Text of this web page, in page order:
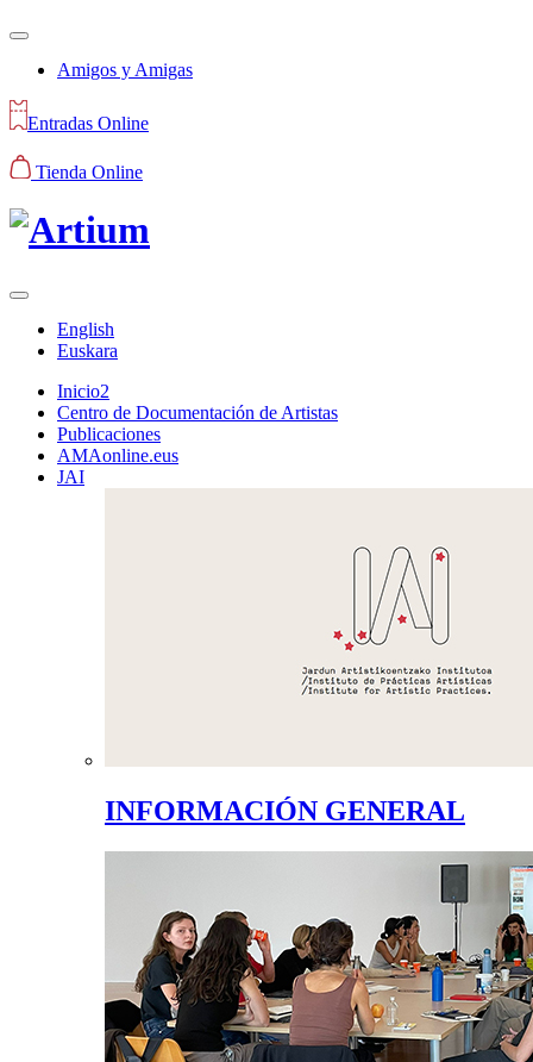
Amigos y Amigas
Entradas Online
Tienda Online
English
Euskara
Inicio2
Centro de Documentación de Artistas
Publicaciones
AMAonline.eus
JAI
INFORMACIÓN GENERAL